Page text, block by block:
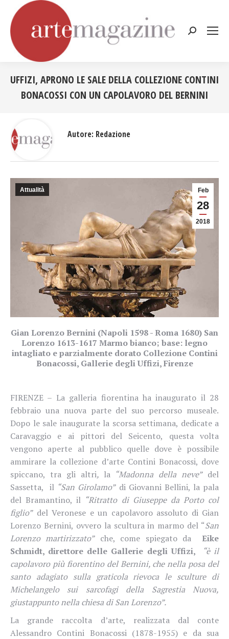
Cerca:
UFFIZI, APRONO LE SALE DELLA COLLEZIONE CONTINI
BONACOSSI CON UN CAPOLAVORO DEL BERNINI
Feb
28
2018
Attualità
Gian Lorenzo Bernini (Napoli 1598 - Roma 1680) San
Lorenzo 1613-1617 Marmo bianco; base: legno
intagliato e parzialmente dorato Collezione Contini
Bonacossi, Gallerie degli Uffizi, Firenze
FIRENZE – La galleria fiorentina ha inaugurato il 28
febbraio una nuova parte del suo percorso museale.
Dopo le sale inaugurate la scorsa settimana, dedicate a
Caravaggio e ai pittori del Seicento, questa volta
vengono aperte al pubblico quelle dove è possibile
ammirare la collezione d’arte Contini Bonacossi, dove
spiccano, tra gli altri, la“Madonna della neve”del
Sassetta, il “San Girolamo”di Giovanni Bellini, la pala
del Bramantino, il “Ritratto di Giuseppe da Porto col
figlio”del Veronese e un capolavoro assoluto di Gian
Lorenzo Bernini, ovvero la scultura in marmo del “San
Lorenzo martirizzato”che, come spiegato da
Eike
Schmidt, direttore delle Gallerie degli Uffizi,
“è il
capolavoro più fiorentino del Bernini, che nella posa del
santo adagiato sulla graticola rievoca le sculture di
Michelangelo sui sarcofagi della Sagrestia Nuova,
giustappunto nella chiesa di San Lorenzo”.
La grande raccolta d’arte, realizzata dal conte
Alessandro Contini Bonacossi (1878-1955) e da sua
Autore: Redazione